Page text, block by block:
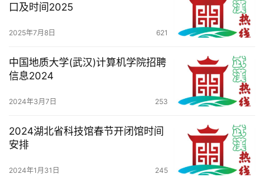
口及时间2025
2025年7月8日 621
中国地质大学(武汉)计算机学院招聘
信息2024
2024年3月7日 253
2024湖北省科技馆春节开闭馆时间
安排
2024年1月31日 245